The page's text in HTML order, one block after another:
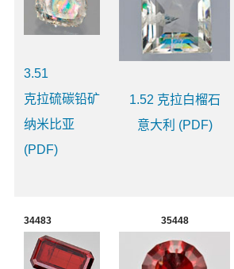
3.51
克拉硫碳铅矿
纳米比亚
(PDF)
1.52 克拉白榴石
意大利 (PDF)
34483 35448